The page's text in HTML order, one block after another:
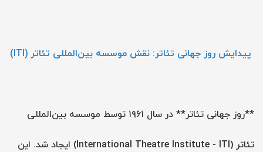
پیدایش روز جهانی تئاتر: نقش موسسه بین‌المللی تئاتر (ITI)
**روز جهانی تئاتر** در سال ۱۹۶۱ توسط موسسه بین‌المللی
تئاتر (International Theatre Institute - ITI) ایجاد شد. این